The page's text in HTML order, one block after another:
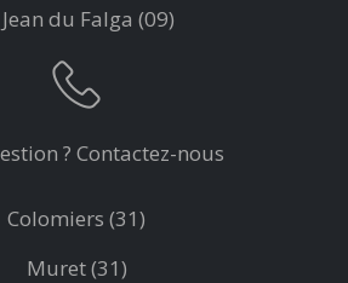
du Falga (09)
? Contactez-nous
Colomiers (31)
Muret (31)